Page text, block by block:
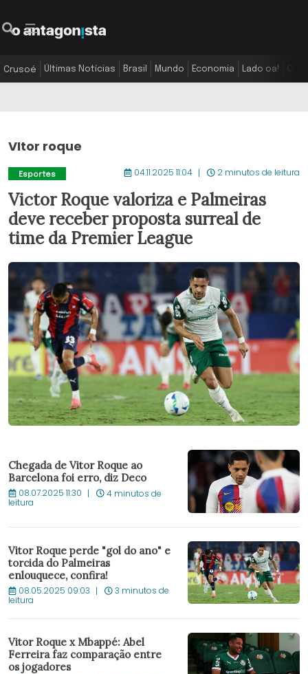
Crusoé Últimas Notícias Brasil Mundo Economia Lado oa!
VItor roque
Esportes 04.11.2025 11:04 2 minutos de leitura
Victor Roque valoriza e Palmeiras
deve receber proposta surreal de
time da Premier League
Chegada de Vitor Roque ao
Barcelona foi erro, diz Deco
08.07.2025 11:30 4 minutos de
leitura
Vitor Roque perde "gol do ano" e
torcida do Palmeiras
enlouquece, confira!
08.05.2025 09:03 3 minutos de
leitura
Vitor Roque x Mbappé: Abel
Ferreira faz comparação entre
os jogadores